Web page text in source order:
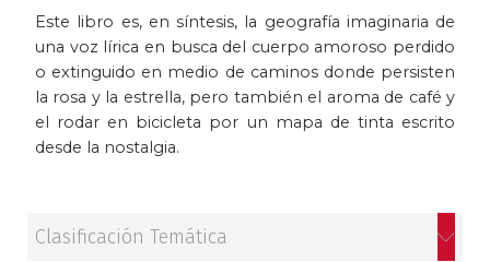
Este libro es, en síntesis, la geografía imaginaria de
una voz lírica en busca del cuerpo amoroso perdido
o extinguido en medio de caminos donde persisten
la rosa y la estrella, pero también el aroma de café y
el rodar en bicicleta por un mapa de tinta escrito
desde la nostalgia.
Clasificación Temática